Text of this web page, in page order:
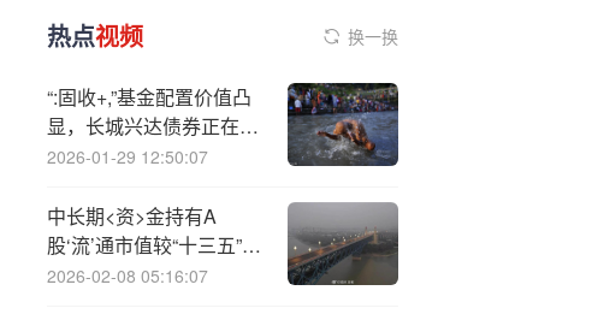
热点视频 换一换
“:固收+,”基金配置价值凸
显，长城兴达债券正在发
行中
2026-01-29 12:50:07
中长期<资>金持有A
股‘流’通市值较“十三五”末
增长32%
2026-02-08 05:16:07